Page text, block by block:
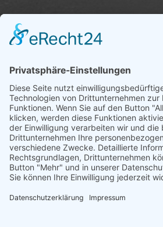
Freundschaftsspiel Herren 50
Trete uns ganz einfach
Wir freuen uns auf dich – Dein
Ergenzingen
HIER KLICKEN